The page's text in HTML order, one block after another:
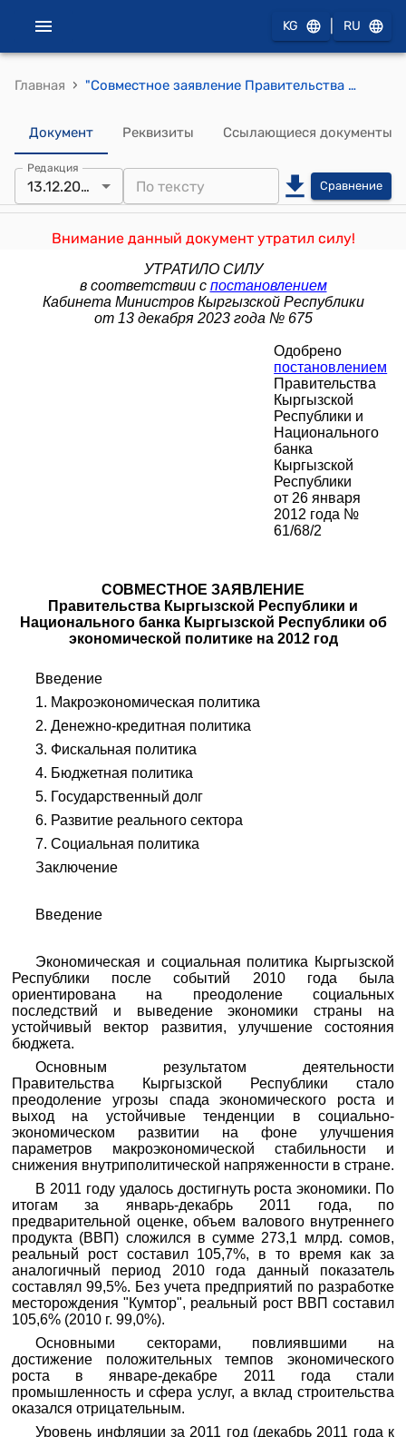
KG RU
Главная › "Совместное заявление Правительства Кыргызской Республики и Национального банка Кыргызской Республики об экономической политике на 2012 год" (Одобрено постановлением Правительства КР и Национального банка КР от 26 января 2012 года № 61/68/2)
Документ Реквизиты Ссылающиеся документы
Редакция
13.12.2023 Сравнение
Внимание данный документ утратил силу!